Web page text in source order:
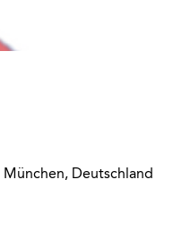
Deutschland